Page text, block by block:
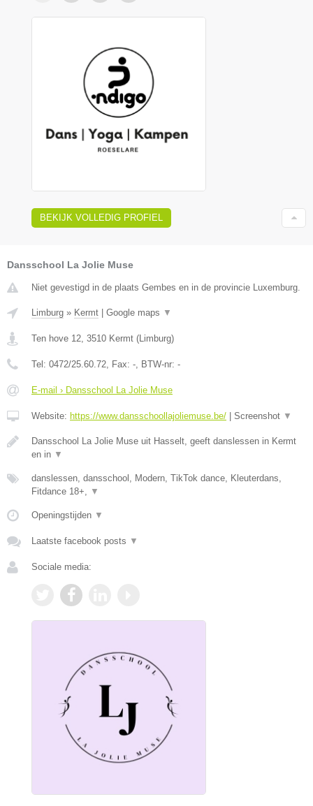
BEKIJK VOLLEDIG PROFIEL
Dansschool La Jolie Muse
Niet gevestigd in de plaats Gembes en in de provincie Luxemburg.
Limburg » Kermt Google maps ▼
Ten hove 12 3510 Kermt ( Limburg)
Tel: 0472/25.60.72 , Fax: - , BTW-nr: -
E-mail › Dansschool La Jolie Muse
Website: https://www.dansschoollajoliemuse.be/ Screenshot ▼
Dansschool La Jolie Muse uit Hasselt, geeft danslessen in Kermt
en in ▼
danslessen, dansschool, Modern, TikTok dance, Kleuterdans,
Fitdance 18+,
▼
Openingstijden ▼
Laatste facebook posts ▼
Sociale media: